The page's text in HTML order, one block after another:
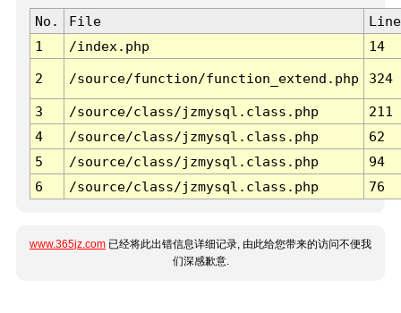
No. File
Line
1
/index.php 14
2 /source/function/function_extend.php 324
3 /source/class/jzmysql.class.php
211
4
/source/class/jzmysql.class.php
62
5
/source/class/jzmysql.class.php
94
6
/source/class/jzmysql.class.php 76
www.365jz.com 已经将此出错信息详细记录, 由此给您带来的访问不便我
们深感歉意.